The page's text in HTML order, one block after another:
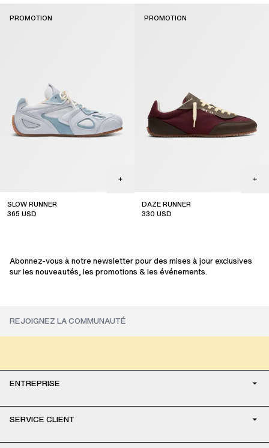
SLOW RUNNER
365 USD
PROMOTION
DAZE RUNNER
330 USD
PROMOTION
Abonnez-vous à notre newsletter pour des mises à jour exclusives
sur les nouveautés, les promotions & les événements.
ENTREPRISE
SERVICE CLIENT